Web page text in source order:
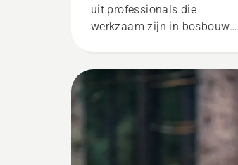
uit professionals die
werkzaam zijn in bosbouw
hun land. Zij zijn ons H-
team. En ze zijn onze meest
veeleisende gebruikers.